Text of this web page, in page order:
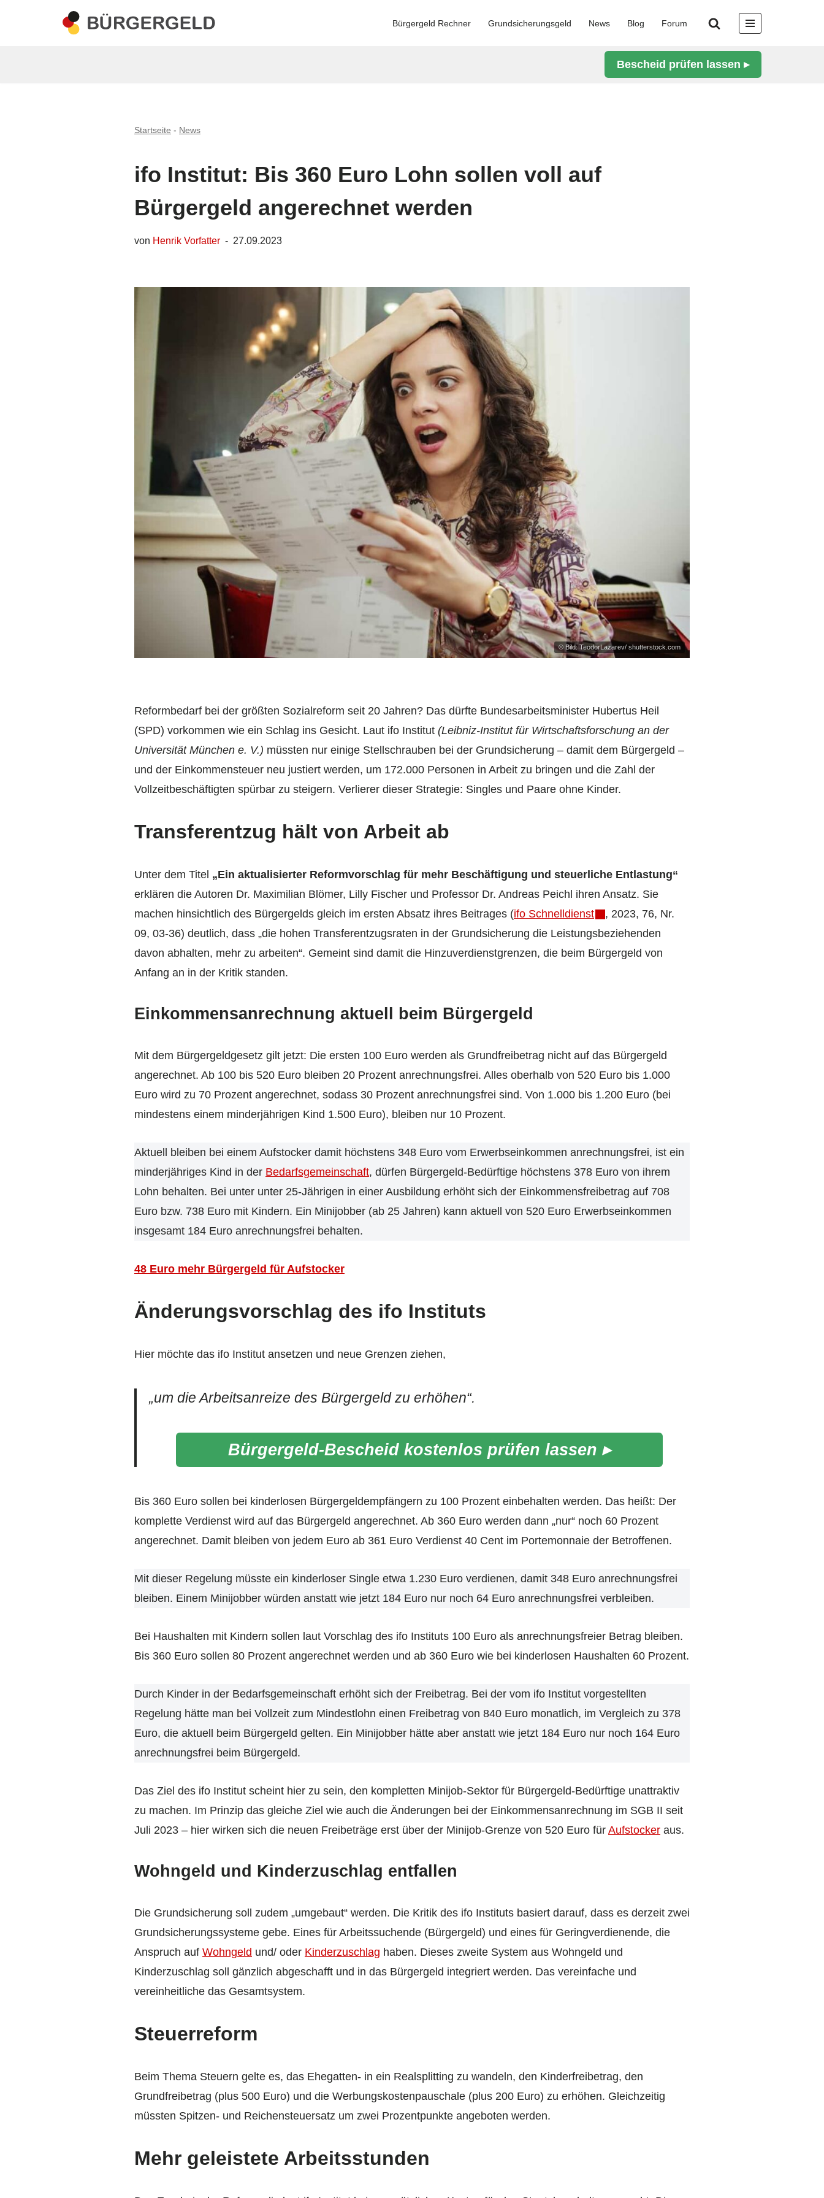
Bürgergeld Rechner Grundsicherungsgeld News Blog Forum
Bescheid prüfen lassen ▸
Startseite - News
ifo Institut: Bis 360 Euro Lohn sollen voll auf
Bürgergeld angerechnet werden
von Henrik Vorfatter 27.09.2023
© Bild: TeodorLazarev/ shutterstock.com
Reformbedarf bei der größten Sozialreform seit 20 Jahren? Das dürfte Bundesarbeitsminister Hubertus Heil
(SPD) vorkommen wie ein Schlag ins Gesicht. Laut ifo Institut (Leibniz-Institut für Wirtschaftsforschung an der
Universität München e. V.) müssten nur einige Stellschrauben bei der Grundsicherung – damit dem Bürgergeld –
und der Einkommensteuer neu justiert werden, um 172.000 Personen in Arbeit zu bringen und die Zahl der
Vollzeitbeschäftigten spürbar zu steigern. Verlierer dieser Strategie: Singles und Paare ohne Kinder.
Transferentzug hält von Arbeit ab
Unter dem Titel „Ein aktualisierter Reformvorschlag für mehr Beschäftigung und steuerliche Entlastung“
erklären die Autoren Dr. Maximilian Blömer, Lilly Fischer und Professor Dr. Andreas Peichl ihren Ansatz. Sie
machen hinsichtlich des Bürgergelds gleich im ersten Absatz ihres Beitrages (ifo Schnelldienst
, 2023, 76, Nr.
09, 03-36) deutlich, dass „die hohen Transferentzugsraten in der Grundsicherung die Leistungsbeziehenden
davon abhalten, mehr zu arbeiten“. Gemeint sind damit die Hinzuverdienstgrenzen, die beim Bürgergeld von
Anfang an in der Kritik standen.
Einkommensanrechnung aktuell beim Bürgergeld
Mit dem Bürgergeldgesetz gilt jetzt: Die ersten 100 Euro werden als Grundfreibetrag nicht auf das Bürgergeld
angerechnet. Ab 100 bis 520 Euro bleiben 20 Prozent anrechnungsfrei. Alles oberhalb von 520 Euro bis 1.000
Euro wird zu 70 Prozent angerechnet, sodass 30 Prozent anrechnungsfrei sind. Von 1.000 bis 1.200 Euro (bei
mindestens einem minderjährigen Kind 1.500 Euro), bleiben nur 10 Prozent.
Aktuell bleiben bei einem Aufstocker damit höchstens 348 Euro vom Erwerbseinkommen anrechnungsfrei, ist ein
minderjähriges Kind in der Bedarfsgemeinschaft, dürfen Bürgergeld-Bedürftige höchstens 378 Euro von ihrem
Lohn behalten. Bei unter unter 25-Jährigen in einer Ausbildung erhöht sich der Einkommensfreibetrag auf 708
Euro bzw. 738 Euro mit Kindern. Ein Minijobber (ab 25 Jahren) kann aktuell von 520 Euro Erwerbseinkommen
insgesamt 184 Euro anrechnungsfrei behalten.
48 Euro mehr Bürgergeld für Aufstocker
Änderungsvorschlag des ifo Instituts
Hier möchte das ifo Institut ansetzen und neue Grenzen ziehen,
„um die Arbeitsanreize des Bürgergeld zu erhöhen“.
Bürgergeld-Bescheid kostenlos prüfen lassen ▸
Bis 360 Euro sollen bei kinderlosen Bürgergeldempfängern zu 100 Prozent einbehalten werden. Das heißt: Der
komplette Verdienst wird auf das Bürgergeld angerechnet. Ab 360 Euro werden dann „nur“ noch 60 Prozent
angerechnet. Damit bleiben von jedem Euro ab 361 Euro Verdienst 40 Cent im Portemonnaie der Betroffenen.
Mit dieser Regelung müsste ein kinderloser Single etwa 1.230 Euro verdienen, damit 348 Euro anrechnungsfrei
bleiben. Einem Minijobber würden anstatt wie jetzt 184 Euro nur noch 64 Euro anrechnungsfrei verbleiben.
Bei Haushalten mit Kindern sollen laut Vorschlag des ifo Instituts 100 Euro als anrechnungsfreier Betrag bleiben.
Bis 360 Euro sollen 80 Prozent angerechnet werden und ab 360 Euro wie bei kinderlosen Haushalten 60 Prozent.
Durch Kinder in der Bedarfsgemeinschaft erhöht sich der Freibetrag. Bei der vom ifo Institut vorgestellten
Regelung hätte man bei Vollzeit zum Mindestlohn einen Freibetrag von 840 Euro monatlich, im Vergleich zu 378
Euro, die aktuell beim Bürgergeld gelten. Ein Minijobber hätte aber anstatt wie jetzt 184 Euro nur noch 164 Euro
anrechnungsfrei beim Bürgergeld.
Das Ziel des ifo Institut scheint hier zu sein, den kompletten Minijob-Sektor für Bürgergeld-Bedürftige unattraktiv
zu machen. Im Prinzip das gleiche Ziel wie auch die Änderungen bei der Einkommensanrechnung im SGB II seit
Juli 2023 – hier wirken sich die neuen Freibeträge erst über der Minijob-Grenze von 520 Euro für Aufstocker aus.
Wohngeld und Kinderzuschlag entfallen
Die Grundsicherung soll zudem „umgebaut“ werden. Die Kritik des ifo Instituts basiert darauf, dass es derzeit zwei
Grundsicherungssysteme gebe. Eines für Arbeitssuchende (Bürgergeld) und eines für Geringverdienende, die
Anspruch auf Wohngeld und/ oder Kinderzuschlag haben. Dieses zweite System aus Wohngeld und
Kinderzuschlag soll gänzlich abgeschafft und in das Bürgergeld integriert werden. Das vereinfache und
vereinheitliche das Gesamtsystem.
Steuerreform
Beim Thema Steuern gelte es, das Ehegatten- in ein Realsplitting zu wandeln, den Kinderfreibetrag, den
Grundfreibetrag (plus 500 Euro) und die Werbungskostenpauschale (plus 200 Euro) zu erhöhen. Gleichzeitig
müssten Spitzen- und Reichensteuersatz um zwei Prozentpunkte angeboten werden.
Mehr geleistete Arbeitsstunden